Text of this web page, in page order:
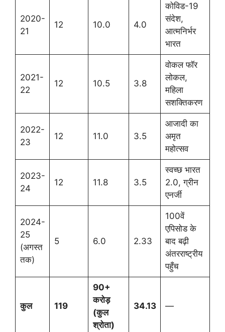
2020-
21
12 10.0 4.0
कोविड-19
संदेश,
आत्मनिर्भर
भारत
2021-
22
12 10.5 3.8
वोकल फॉर
लोकल,
महिला
सशक्तिकरण
2022-
23
12 11.0 3.5
आजादी का
अमृत
महोत्सव
2023-
24
12 11.8 3.5
स्वच्छ भारत
2.0, ग्रीन
एनर्जी
2024-
25
(अगस्त
तक)
5 6.0 2.33
100वें
एपिसोड के
बाद बढ़ी
अंतरराष्ट्रीय
पहुँच
कुल 119
90+
करोड़
(कुल
श्रोता)
34.13 —